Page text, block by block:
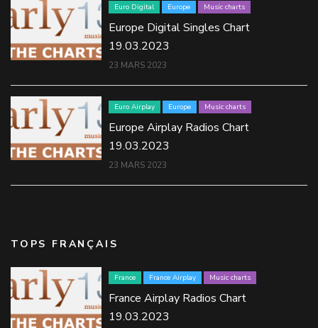
Euro Digital Europe Music charts
Europe Digital Singles Chart
19.03.2023
23 MARS 2023
Euro Airplay Europe Music charts
Europe Airplay Radios Chart
19.03.2023
23 MARS 2023
TOPS FRANÇAIS
France France Airplay Music charts
France Airplay Radios Chart
19.03.2023